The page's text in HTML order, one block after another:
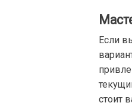
Если
стоит